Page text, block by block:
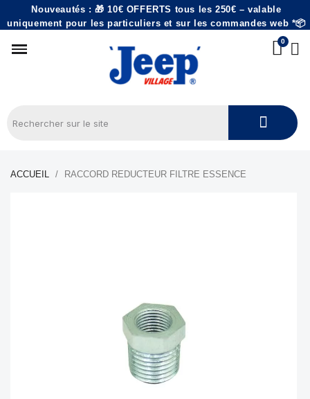
Nouveautés : 🎁 10€ OFFERTS tous les 250€ – valable
uniquement pour les particuliers et sur les commandes web *📦
ACCUEIL RACCORD REDUCTEUR FILTRE ESSENCE